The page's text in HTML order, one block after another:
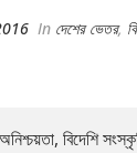
In দেশের ভেতর,
বিদেশি